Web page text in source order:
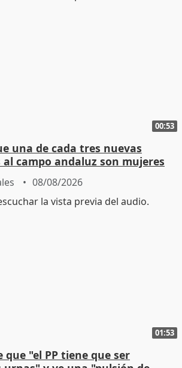
00:53
una de cada tres nuevas
campo andaluz son mujeres
08/08/2026
01:53
"el PP tiene que ser